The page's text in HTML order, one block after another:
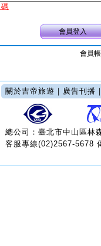
會員登入
會員